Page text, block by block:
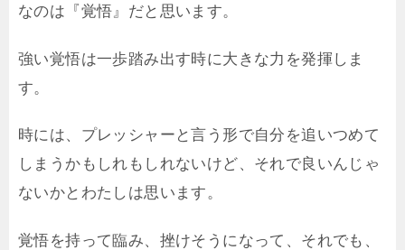
なのは『覚悟』だと思います。
強い覚悟は一歩踏み出す時に大きな力を発揮しま
す。
時には、プレッシャーと言う形で自分を追いつめて
しまうかもしれもしれないけど、それで良いんじゃ
ないかとわたしは思います。
覚悟を持って臨み、挫けそうになって、それでも、